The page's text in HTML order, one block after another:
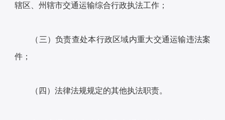
辖区、州辖市交通运输综合行政执法工作；
（三）负责查处本行政区域内重大交通运输违法案
件；
（四）法律法规规定的其他执法职责。